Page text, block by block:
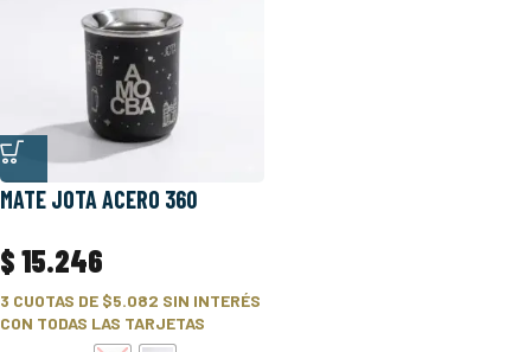
MATE JOTA ACERO 360
$15.246
3 CUOTAS DE $5.082 SIN INTERÉS
CON TODAS LAS TARJETAS